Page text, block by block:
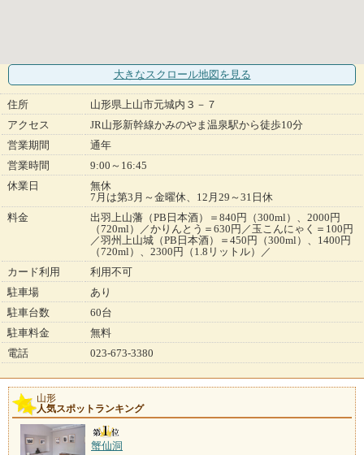
大きなスクロール地図 を見る
住所
山形県上山市元城内３－７
アクセス
JR山形新幹線かみのやま温泉駅から徒歩10分
営業期間
通年
営業時間
9:00～16:45
休業日
無休
7月は第3月～金曜休、12月29～31日休
料金
出羽上山藩（PB日本酒）＝840円（300ml）、2000円
（720ml）／かりんとう＝630円／玉こんにゃく＝100円
／羽州上山城（PB日本酒）＝450円（300ml）、1400円
（720ml）、2300円（1.8リットル）／
カード利用
利用不可
駐車場
あり
駐車台数
60台
駐車料金
無料
電話
023-673-3380
山形
人気スポットランキング
蟹仙洞